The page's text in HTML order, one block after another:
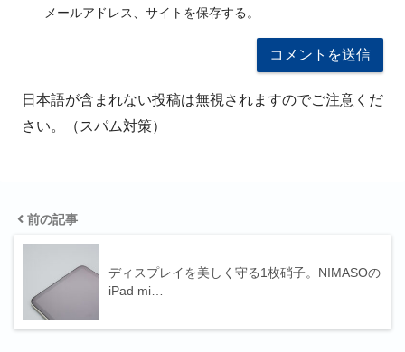
メールアドレス、サイトを保存する。
日本語が含まれない投稿は無視されますのでご注意くだ
さい。（スパム対策）
前の記事
ディスプレイを美しく守る1枚硝子。NIMASOの
iPad mi…